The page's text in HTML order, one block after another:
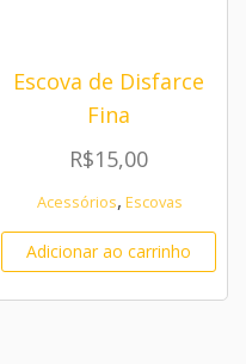
Escova de Disfarce
Fina
R$15,00
Acessórios, Escovas
Adicionar ao carrinho